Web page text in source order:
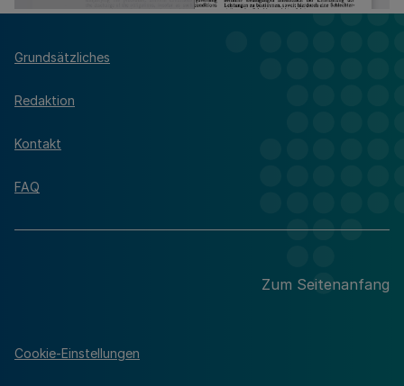
Grundsätzliches
Redaktion
Kontakt
FAQ
Zum Seitenanfang
Cookie-Einstellungen